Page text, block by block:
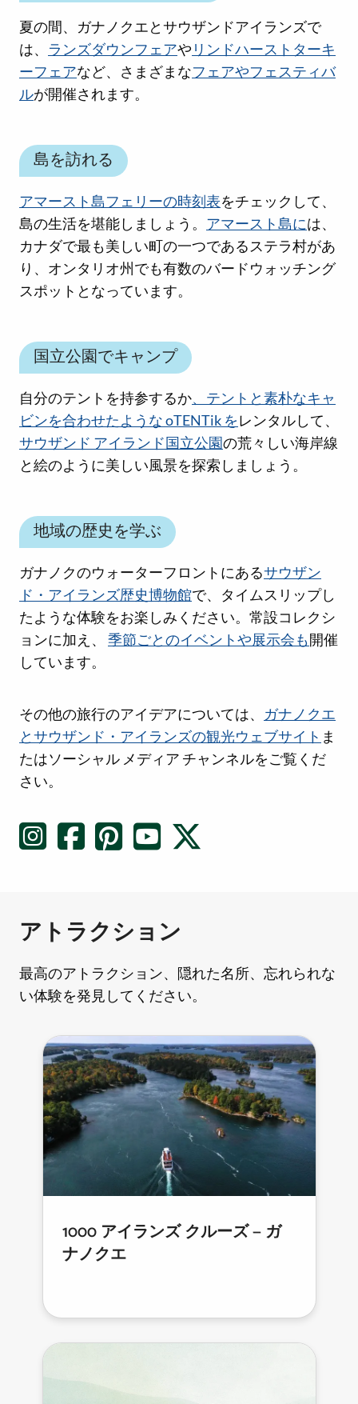
夏の間、ガナノクエとサウザンドアイランズで
は、 ランズダウンフェアや リンドハーストターキ
ーフェアなど、さまざまなフェアやフェスティバ
ルが開催されます。
島を訪れる
アマースト島フェリーの時刻表をチェックして、
島の生活を堪能しましょう。 アマースト島には、
カナダで最も美しい町の一つであるステラ村があ
り、オンタリオ州でも有数のバードウォッチング
スポットとなっています。
国立公園でキャンプ
自分のテントを持参するか、テントと素朴なキャ
ビンを合わせたような oTENTik をレンタルして、
サウザンド アイランド国立公園の荒々しい海岸線
と絵のように美しい風景を探索しましょう。
地域の歴史を学ぶ
ガナノクのウォーターフロントにあるサウザン
ド・アイランズ歴史博物館で、タイムスリップし
たような体験をお楽しみください。常設コレクシ
ョンに加え、 季節ごとのイベントや展示会も開催
しています。
ソーシャルメディアリンク
その他の旅行のアイデアについては、 ガナノクエ
とサウザンド・アイランズの観光ウェブサイト ま
たはソーシャル メディア チャンネルをご覧くだ
さい。
アトラクション
最高のアトラクション、隠れた名所、忘れられな
い体験を発見してください。
1000 アイランズ クルーズ — ガ
ナノクエ